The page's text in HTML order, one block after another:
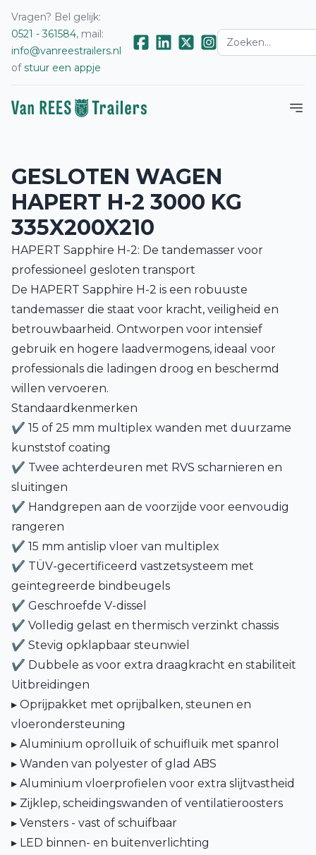
Vragen? Bel gelijk:
0521 - 361584, mail:
info@vanreestrailers.nl
ofstuur een appje
GESLOTEN WAGEN
HAPERT H-2 3000 KG
335X200X210
HAPERT Sapphire H-2: De tandemasser voor
professioneel gesloten transport
De HAPERT Sapphire H-2 is een robuuste
tandemasser die staat voor kracht, veiligheid en
betrouwbaarheid. Ontworpen voor intensief
gebruik en hogere laadvermogens, ideaal voor
professionals die ladingen droog en beschermd
willen vervoeren.
Standaardkenmerken
✔ 15 of 25 mm multiplex wanden met duurzame
kunststof coating
✔ Twee achterdeuren met RVS scharnieren en
sluitingen
✔ Handgrepen aan de voorzijde voor eenvoudig
rangeren
✔ 15 mm antislip vloer van multiplex
✔ TÜV-gecertificeerd vastzetsysteem met
geïntegreerde bindbeugels
✔ Geschroefde V-dissel
✔ Volledig gelast en thermisch verzinkt chassis
✔ Stevig opklapbaar steunwiel
✔ Dubbele as voor extra draagkracht en stabiliteit
Uitbreidingen
▸ Oprijpakket met oprijbalken, steunen en
vloerondersteuning
▸ Aluminium oprolluik of schuifluik met spanrol
▸ Wanden van polyester of glad ABS
▸ Aluminium vloerprofielen voor extra slijtvastheid
▸ Zijklep, scheidingswanden of ventilatieroosters
▸ Vensters - vast of schuifbaar
▸ LED binnen- en buitenverlichting